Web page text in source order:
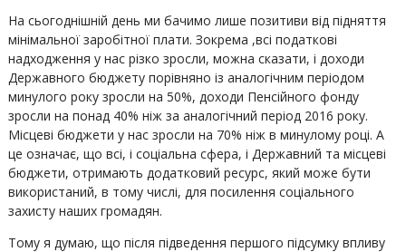
На сьогоднішній день ми бачимо лише позитиви від підняття
мінімальної заробітної плати. Зокрема ,всі податкові
надходження у нас різко зросли, можна сказати, і доходи
Державного бюджету порівняно із аналогічним періодом
минулого року зросли на 50%, доходи Пенсійного фонду
зросли на понад 40% ніж за аналогічний період 2016 року.
Місцеві бюджети у нас зросли на 70% ніж в минулому році. А
це означає, що всі, і соціальна сфера, і Державний та місцеві
бюджети, отримають додатковий ресурс, який може бути
використаний, в тому числі, для посилення соціального
захисту наших громадян.
Тому я думаю, що після підведення першого підсумку впливу